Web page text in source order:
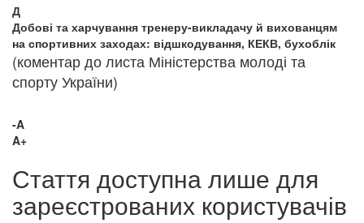
Д
Добові та харчування тренеру-викладачу й вихованцям
на спортивних заходах: відшкодування, КЕКВ, бухоблік
(коментар до листа Міністерства молоді та
спорту України)
-A
A+
Стаття доступна лише для
зареєстрованих користувачів